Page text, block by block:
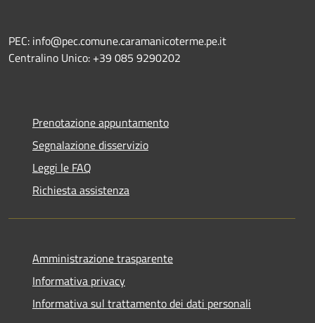
PEC: info@pec.comune.caramanicoterme.pe.it
Centralino Unico: +39 085 9290202
Prenotazione appuntamento
Segnalazione disservizio
Leggi le FAQ
Richiesta assistenza
Amministrazione trasparente
Informativa privacy
Informativa sul trattamento dei dati personali